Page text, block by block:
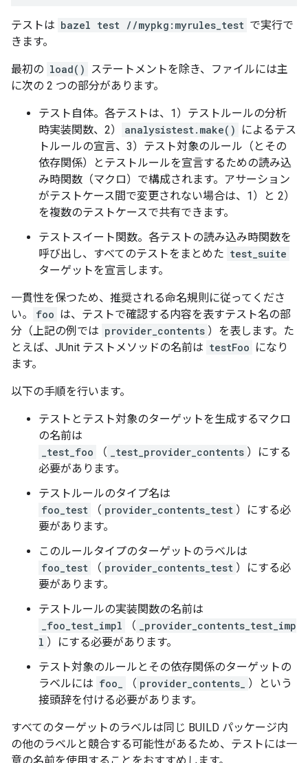
テストは bazel test //mypkg:myrules_test で実行で
きます。
最初の load() ステートメントを除き、ファイルには主
に次の 2 つの部分があります。
テスト自体。各テストは、1）テストルールの分析
時実装関数、2）
analysistest.make()
によるテス
トルールの宣言、3）テスト対象のルール（とその
依存関係）とテストルールを宣言するための読み込
み時関数（マクロ）で構成されます。アサーション
がテストケース間で変更されない場合は、1）と 2）
を複数のテストケースで共有できます。
テストスイート関数。各テストの読み込み時関数を
呼び出し、すべてのテストをまとめた test_suite
ターゲットを宣言します。
一貫性を保つため、推奨される命名規則に従ってくださ
い。
foo は、テストで確認する内容を表すテスト名の部
分（上記の例では provider_contents ）を表します。た
とえば、JUnit テストメソッドの名前は testFoo になり
ます。
以下の手順を行います。
テストとテスト対象のターゲットを生成するマクロ
の名前は
_test_foo
（ _test_provider_contents ）にする
必要があります。
テストルールのタイプ名は
foo_test
（ provider_contents_test ）にする必
要があります。
このルールタイプのターゲットのラベルは
foo_test
（ provider_contents_test ）にする必
要があります。
テストルールの実装関数の名前は
_foo_test_impl
（
_provider_contents_test_imp
l ）にする必要があります。
テスト対象のルールとその依存関係のターゲットの
ラベルには foo_ （ provider_contents_
）という
接頭辞を付ける必要があります。
すべてのターゲットのラベルは同じ BUILD パッケージ内
の他のラベルと競合する可能性があるため、テストには一